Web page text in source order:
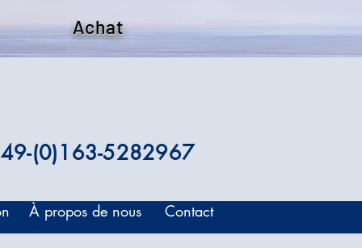
Achat
(0)163-5282967
À propos de nous Contact